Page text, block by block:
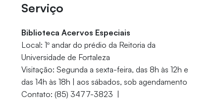
Serviço
Biblioteca Acervos Especiais
Local: 1º andar do prédio da Reitoria da
Universidade de Fortaleza
Visitação: Segunda a sexta-feira, das 8h às 12h e
das 14h às 18h | aos sábados, sob agendamento
Contato: (85) 3477-3823 |